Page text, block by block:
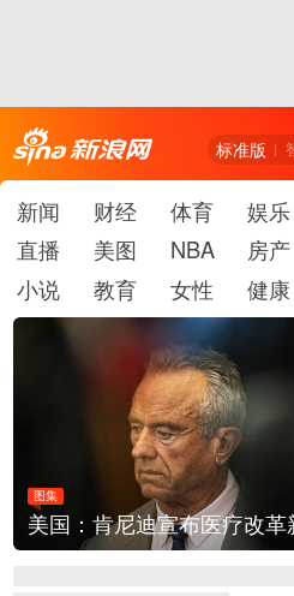
标准版
新闻 财经 体育 娱乐
直播
美图 NBA 房产
小说
教育 女性 健康
举措 云南